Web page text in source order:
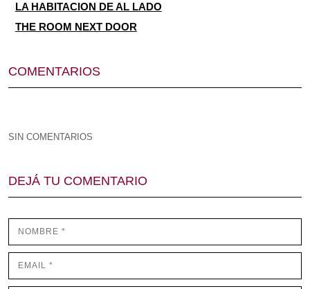
LA HABITACION DE AL LADO
THE ROOM NEXT DOOR
COMENTARIOS
SIN COMENTARIOS
DEJÁ TU COMENTARIO